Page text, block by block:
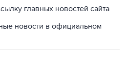
новости в официальном